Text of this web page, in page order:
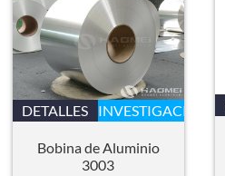
DETALLES INVESTIGACIÓN
Bobina de Aluminio
3003